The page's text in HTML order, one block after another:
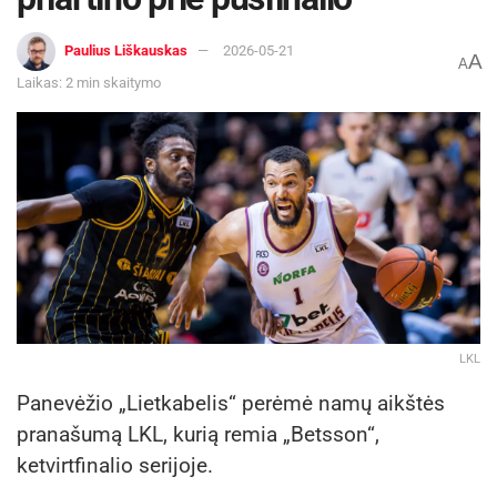
Paulius Liškauskas
2026-05-21
Laikas: 2 min skaitymo
AA
LKL
Panevėžio „Lietkabelis“ perėmė namų aikštės
pranašumą LKL, kurią remia „Betsson“,
ketvirtfinalio serijoje.